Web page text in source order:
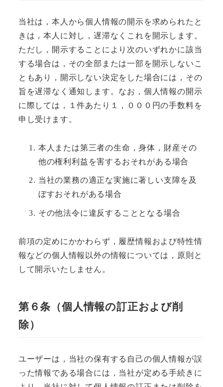
当社は，本人から個人情報の開示を求められたと
きは，本人に対し，遅滞なくこれを開示します。
ただし，開示することにより次のいずれかに該当
する場合は，その全部または一部を開示しないこ
ともあり，開示しない決定をした場合には，その
旨を遅滞なく通知します。なお，個人情報の開示
に際しては，１件あたり１，０００円の手数料を
申し受けます。
本人または第三者の生命，身体，財産その
他の権利利益を害するおそれがある場合
当社の業務の適正な実施に著しい支障を及
ぼすおそれがある場合
その他法令に違反することとなる場合
前項の定めにかかわらず，履歴情報および特性情
報などの個人情報以外の情報については，原則と
して開示いたしません。
第６条（個人情報の訂正および削
除）
ユーザーは，当社の保有する自己の個人情報が誤
った情報である場合には，当社が定める手続きに